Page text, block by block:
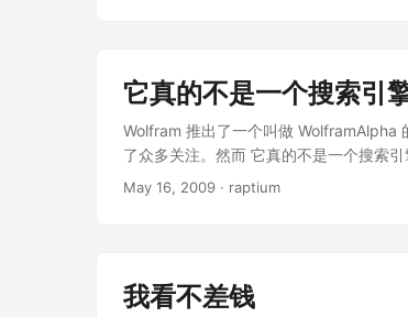
Memory 的东西，Google 给出的解释是
这样，人工翻译的结果是可以存入数据
segments are stored in out shared,
被存入了公共的数据库，凭借着 Google
于是，终于有人跳出来说，这，是一个阴
Anyway，作为一个不会翻译的非专业人
它真的不是一个搜索引
Wolfram 推出了一个叫做 WolframAlpha
了众多关注。然而 它真的不是一个搜索
情。如果说它和 Google 有什么相似，
MATLAB…… Mathematica 是一个广泛使
May 16, 2009 · raptium
我看不差钱